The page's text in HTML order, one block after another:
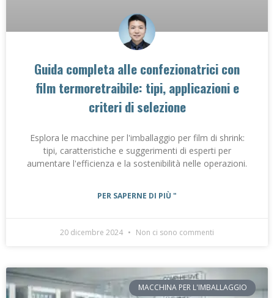
Guida completa alle confezionatrici con
film termoretraibile: tipi, applicazioni e
criteri di selezione
Esplora le macchine per l'imballaggio per film di shrink:
tipi, caratteristiche e suggerimenti di esperti per
aumentare l'efficienza e la sostenibilità nelle operazioni.
PER SAPERNE DI PIÙ "
20 dicembre 2024 Non ci sono commenti
MACCHINA PER L'IMBALLAGGIO